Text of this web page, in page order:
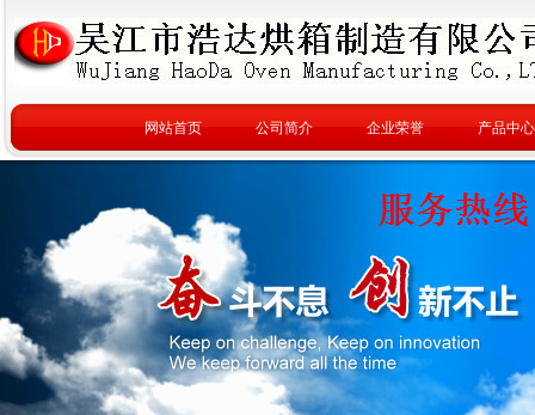
网站首页 公司简介 企业荣誉 产品中心